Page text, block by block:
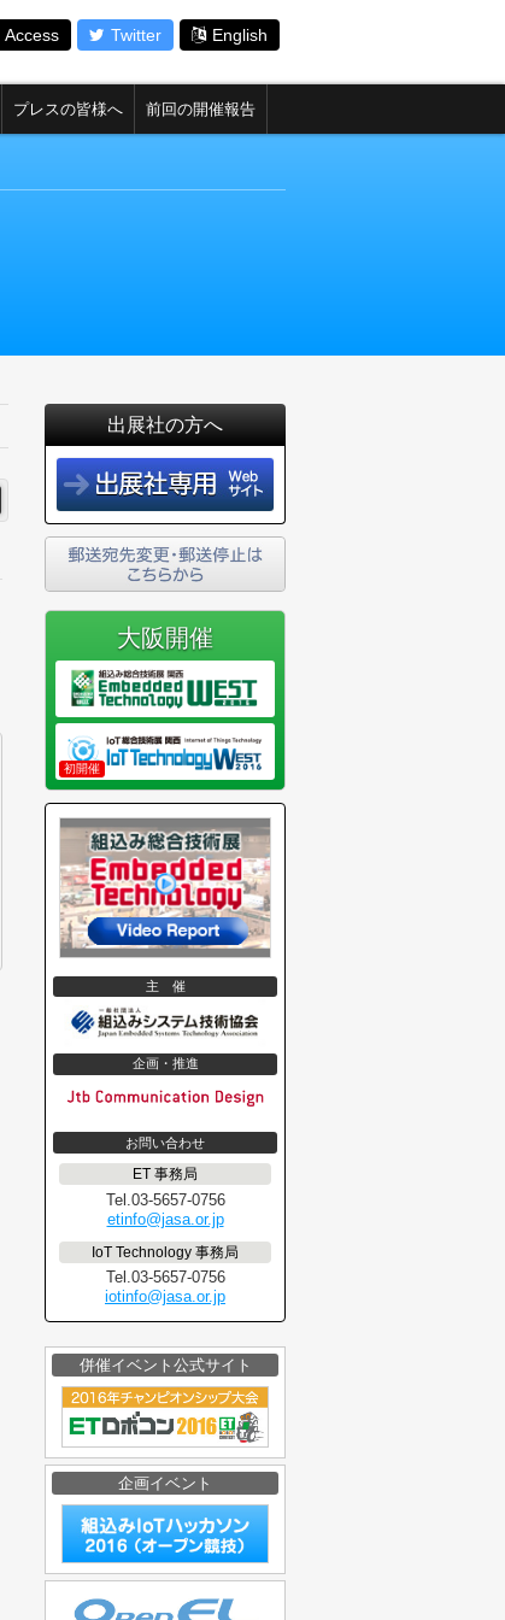
Access Twitter English
プレスの皆様へ 前回の開催報告
出展社の方へ
大阪開催
初開催
主 催
企画・推進
お問い合わせ
ET 事務局
Tel.03-5657-0756
etinfo@jasa.or.jp
IoT Technology 事務局
Tel.03-5657-0756
iotinfo@jasa.or.jp
併催イベント公式サイト
企画イベント